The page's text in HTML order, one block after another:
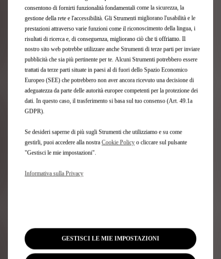
Come funziona il pagamento in contanti?
Come funziona il codice promozionale?
Posso annullare l'acquisto?
Come funziona il diritto di recesso?
Come funziona il pagamento con
Quali documenti servono per richiedere un
finanziamento?
consentono di fornirti funzionalità fondamentali come la sicurezza, la
gestione della rete e l'accessibilità. Gli Strumenti migliorano l'usabilità e le
prestazioni attraverso varie funzioni come il riconoscimento della lingua, i
risultati di ricerca e, di conseguenza, migliorano ciò che ti offriamo. Il
nostro sito web potrebbe utilizzare anche Strumenti di terze parti per inviare
pubblicità che sia più pertinente per te. Alcuni Strumenti potrebbero essere
trattati da terze parti situate in paesi al di fuori dello Spazio Economico
Europeo (SEE) che potrebbero non aver ancora ricevuto una decisione di
adeguatezza da parte delle autorità europee competenti per la protezione dei
dati. In questo caso, il trasferimento si basa sul tuo consenso (Art. 49.1a
GDPR).
Se desideri saperne di più sugli Strumenti che utilizziamo e su come
gestirli, puoi accedere alla nostra Cookie Policy o cliccare sul pulsante
"Gestisci le mie impostazioni".
Informativa sulla Privacy
GESTISCI LE MIE IMPOSTAZIONI